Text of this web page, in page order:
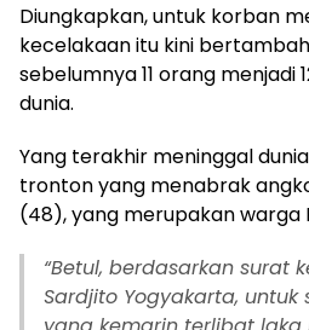
Diungkapkan, untuk korban
kecelakaan itu kini
sebelumnya 11 orang menjadi
dunia.
Yang terakhir meninggal
tronton yang menabrak
(48), yang merupakan warga
“Betul, berdasarkan surat
Sardjito Yogyakarta, untuk